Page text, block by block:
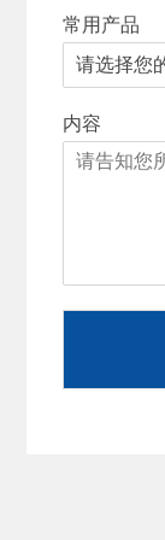
常用产品
内容